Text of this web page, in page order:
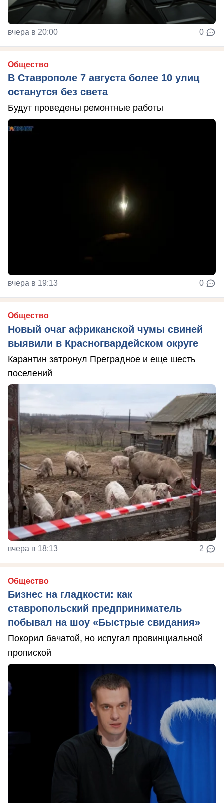
вчера в 20:00 0
Общество
В Ставрополе 7 августа более 10 улиц
останутся без света
Будут проведены ремонтные работы
вчера в 19:13 0
Общество
Новый очаг африканской чумы свиней
выявили в Красногвардейском округе
Карантин затронул Преградное и еще шесть
поселений
вчера в 18:13 2
Общество
Бизнес на гладкости: как
ставропольский предприниматель
побывал на шоу «Быстрые свидания»
Покорил бачатой, но испугал провинциальной
пропиской